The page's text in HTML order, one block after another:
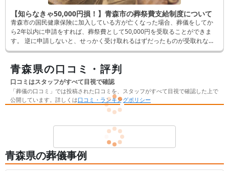
【知らなきゃ50,000円損！】青森市の葬祭費支給制度について
青森市の国民健康保険に加入している方が亡くなった場合、葬儀をしてか
ら2年以内に申請をすれば、葬祭費として50,000円を受取ることができま
す。 逆に申請しないと、せっかく受け取れるはずだったものが受取れなく
なってしまいます。 そんなことにならないよう、この記事では申請方法な
青森県の口コミ・評判
口コミはスタッフがすべて目視で確認
「葬儀の口コミ」では投稿された口コミを、スタッフがすべて目視で確認した上で
公開しています。詳しくは口コミ・ランキングポリシー
一
覧
青森県の葬儀事例